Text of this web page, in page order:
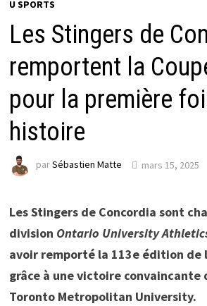
U SPORTS
Les Stingers de
remportent la
pour la première
histoire
parSébastien Matte mars 15, 2025
Les Stingers de Concordia sont
division Ontario University
avoir remporté la 113e édition de
grâce à une victoire convaincante
Toronto Metropolitan University.